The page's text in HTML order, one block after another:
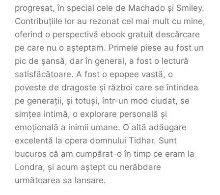
progresat, în special cele de Machado și Smiley.
Contribuțiile lor au rezonat cel mai mult cu mine,
oferind o perspectivă ebook gratuit descărcare
pe care nu o așteptam. Primele piese au fost un
pic de șansă, dar în general, a fost o lectură
satisfăcătoare. A fost o epopee vastă, o
poveste de dragoste și război care se întindea
pe generații, și totuși, într-un mod ciudat, se
simțea intimă, o explorare personală și
emoțională a inimii umane. O altă adăugare
excelentă la opera domnului Tidhar. Sunt
bucuros că am cumpărat-o în timp ce eram la
Londra, și acum aștept cu nerăbdare
următoarea sa lansare.